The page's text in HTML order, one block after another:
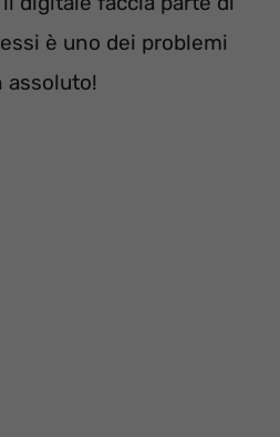
è uno dei problemi
assoluto!